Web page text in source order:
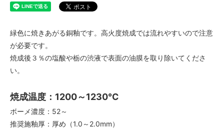
緑色に焼きあがる銅釉です。高火度焼成では流れやすいので注意
が必要です。
焼成後３％の塩酸や栃の渋液で表面の油膜を取り除いてくださ
い。
焼成温度：1200～1230℃
ボーメ濃度：52～
推奨施釉厚：厚め（1.0～2.0mm）